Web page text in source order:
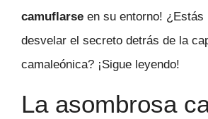
camuflarse en su entorno! ¿Estás
desvelar el secreto detrás de la
camaleónica? ¡Sigue leyendo!
La asombrosa